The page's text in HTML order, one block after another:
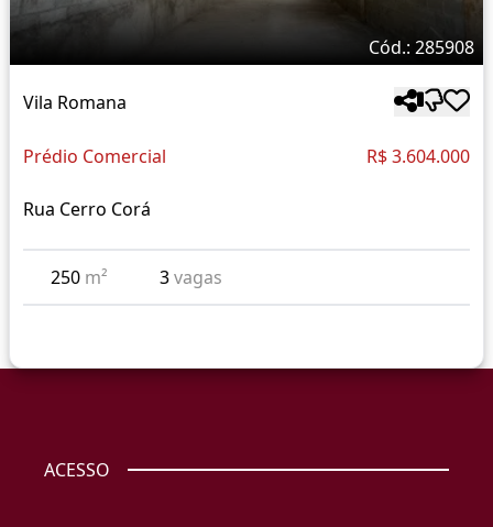
Cód.: 285908
Vila Romana
Prédio Comercial R$ 3.604.000
Rua Cerro Corá
250 m² 3vagas
ACESSO